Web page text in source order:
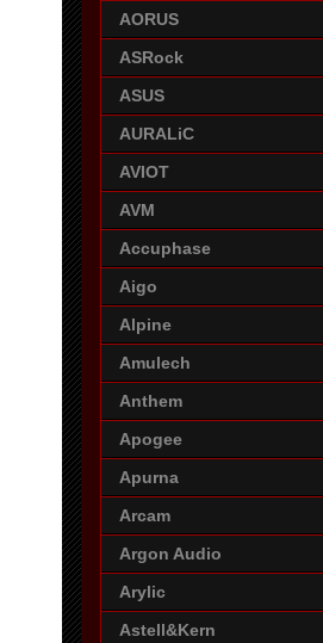
AORUS
ASRock
ASUS
AURALiC
AVIOT
AVM
Accuphase
Aigo
Alpine
Amulech
Anthem
Apogee
Apurna
Arcam
Argon Audio
Arylic
Astell&Kern